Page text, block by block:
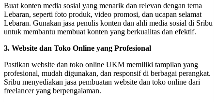
Buat konten media sosial yang menarik dan relevan dengan tema
Lebaran, seperti foto produk, video promosi, dan ucapan selamat
Lebaran. Gunakan jasa penulis konten dan ahli media sosial di Sribu
untuk membantu membuat konten yang berkualitas dan efektif.
3. Website dan Toko Online yang Profesional
Pastikan website dan toko online UKM memiliki tampilan yang
profesional, mudah digunakan, dan responsif di berbagai perangkat.
Sribu menyediakan jasa pembuatan website dan toko online dari
freelancer yang berpengalaman.